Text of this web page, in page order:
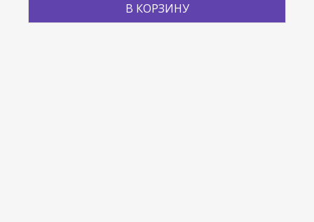
В КОРЗИНУ